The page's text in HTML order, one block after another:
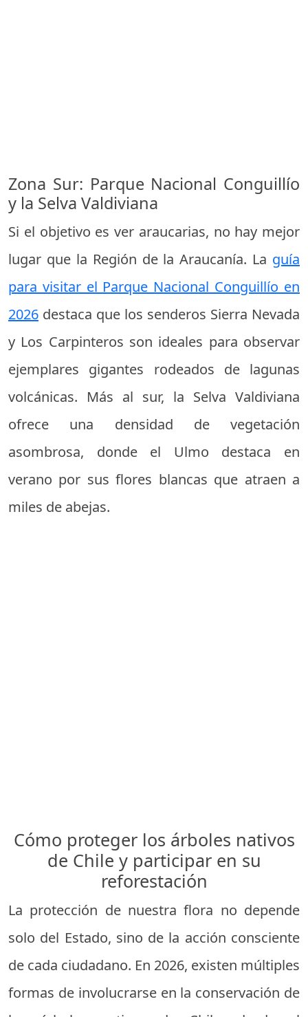
Zona Sur: Parque Nacional Conguillío
y la Selva Valdiviana
Si el objetivo es ver araucarias, no hay mejor
lugar que la Región de la Araucanía. La guía
para visitar el Parque Nacional Conguillío en
2026 destaca que los senderos Sierra Nevada
y Los Carpinteros son ideales para observar
ejemplares gigantes rodeados de lagunas
volcánicas. Más al sur, la Selva Valdiviana
ofrece una densidad de vegetación
asombrosa, donde el Ulmo destaca en
verano por sus flores blancas que atraen a
miles de abejas.
Cómo proteger los árboles nativos
de Chile y participar en su
reforestación
La protección de nuestra flora no depende
solo del Estado, sino de la acción consciente
de cada ciudadano. En 2026, existen múltiples
formas de involucrarse en la conservación de